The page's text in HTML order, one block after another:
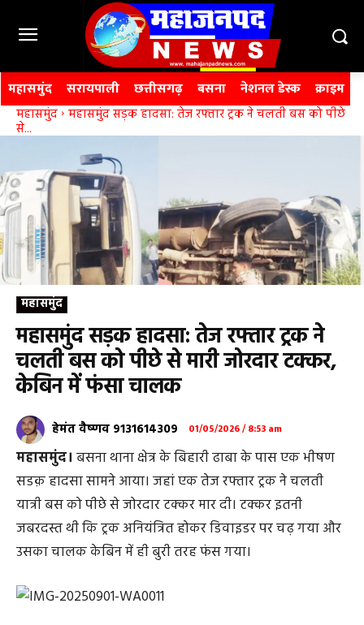
महासमुंद सरायपाली छत्तीसगढ़ बसना नेशनल डेस्क क्राइम
महासमुंद महासमुंद सड़क हादसा: तेज रफ्तार ट्रक ने चलती बस को पीछे
से...
महासमुंद
महासमुंद सड़क हादसा: तेज रफ्तार ट्रक ने
चलती बस को पीछे से मारी जोरदार टक्कर,
केबिन में फंसा चालक
हेमंत वैष्णव 9131614309 01/05/2026 / 8:53 am
महासमुंद। बसना थाना क्षेत्र के बिहारी ढाबा के पास एक भीषण
सडक़ हादसा सामने आया। जहां एक तेज रफ्तार ट्रक ने चलती
यात्री बस को पीछे से जोरदार टक्कर मार दी। टक्कर इतनी
जबरदस्त थी कि ट्रक अनियंत्रित होकर डिवाइडर पर चढ़ गया और
उसका चालक केबिन में ही बुरी तरह फंस गया।